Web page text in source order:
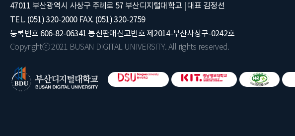
47011 부산광역시 사상구 주례로 57 부산디지털대학교 | 대표 김정선
TEL. (051) 320-2000 FAX. (051) 320-2759
등록번호 606-82-06341 통신판매신고번호 제2014-부산사상구-0242호
Copyrightⓒ 2021 BUSAN DIGITAL UNIVERSITY. All rights reserved.